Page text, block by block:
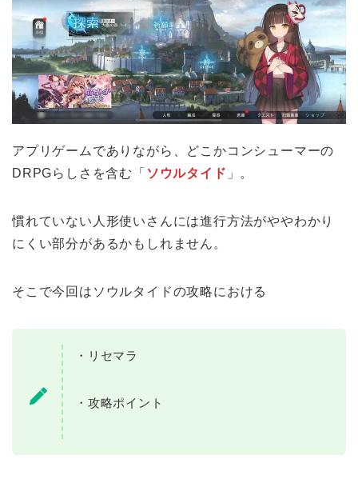
アプリゲームでありながら、どこかコンシューマーの
DRPGらしさを含む「 ソウルタイド 」。
慣れていない人形使いさんには進行方法がややわかり
にくい部分があるかもしれません。
そこで今回はソウルタイドの攻略における
・リセマラ
・攻略ポイント